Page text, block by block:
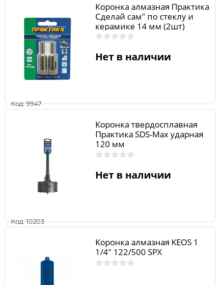
Код: 9947
Коронка алмазная Практика
Сделай сам" по стеклу и
керамике 14 мм (2шт)
Нет в наличии
Код: 10203
Коронка твердосплавная
Практика SDS-Max ударная
120 мм
Нет в наличии
Коронка алмазная KEOS 1
1/4" 122/500 SPX